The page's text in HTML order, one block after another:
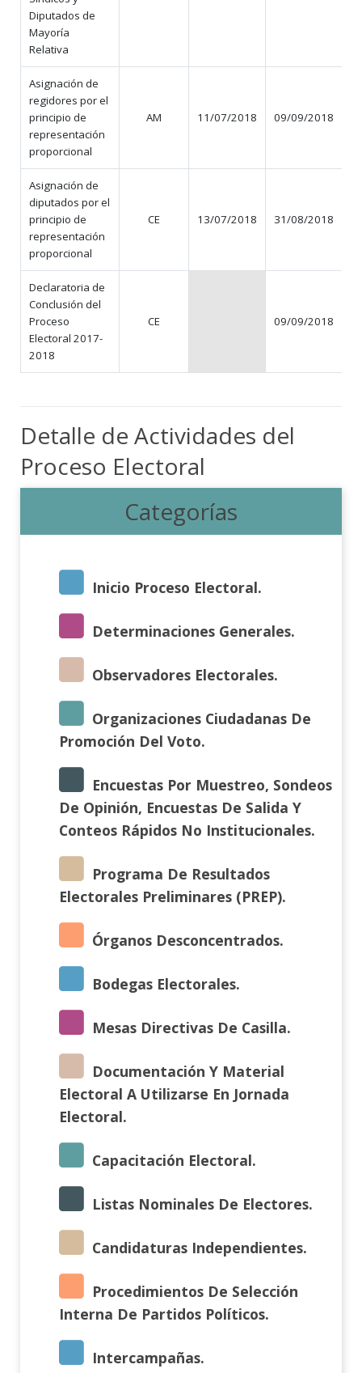
Diputados de
Mayoría
Relativa
Asignación de
regidores por el
principio de
representación
proporcional
AM 11/07/2018 09/09/2018
Asignación de
diputados por el
principio de
representación
proporcional
CE 13/07/2018 31/08/2018
Declaratoria de
Conclusión del
Proceso
Electoral 2017-
2018
CE 09/09/2018
Detalle de Actividades del
Proceso Electoral
Categorías
Inicio Proceso Electoral.
Determinaciones Generales.
Observadores Electorales.
Organizaciones Ciudadanas De
Promoción Del Voto.
Encuestas Por Muestreo, Sondeos
De Opinión, Encuestas De Salida Y
Conteos Rápidos No Institucionales.
Programa De Resultados
Electorales Preliminares (PREP).
Órganos Desconcentrados.
Bodegas Electorales.
Mesas Directivas De Casilla.
Documentación Y Material
Electoral A Utilizarse En Jornada
Electoral.
Capacitación Electoral.
Listas Nominales De Electores.
Candidaturas Independientes.
Procedimientos De Selección
Interna De Partidos Políticos.
Intercampañas.